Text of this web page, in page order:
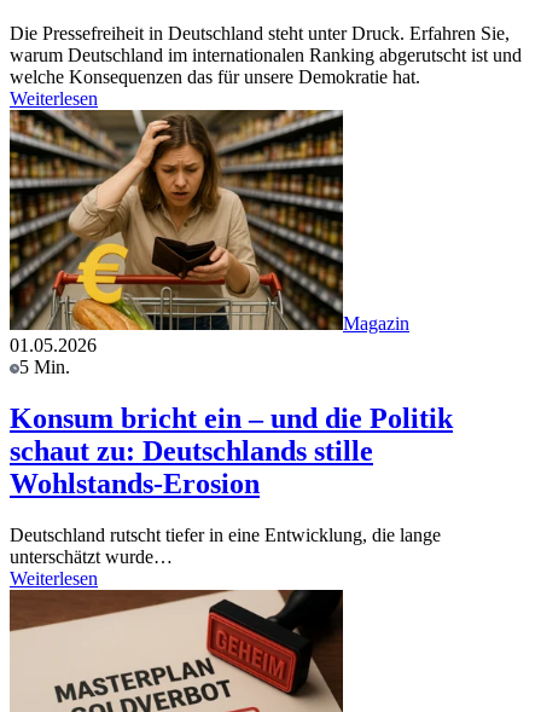
Die Pressefreiheit in Deutschland steht unter Druck. Erfahren Sie,
warum Deutschland im internationalen Ranking abgerutscht ist und
welche Konsequenzen das für unsere Demokratie hat.
Weiterlesen
Magazin
01.05.2026
5 Min.
Konsum bricht ein – und die Politik
schaut zu: Deutschlands stille
Wohlstands-Erosion
Deutschland rutscht tiefer in eine Entwicklung, die lange
unterschätzt wurde…
Weiterlesen